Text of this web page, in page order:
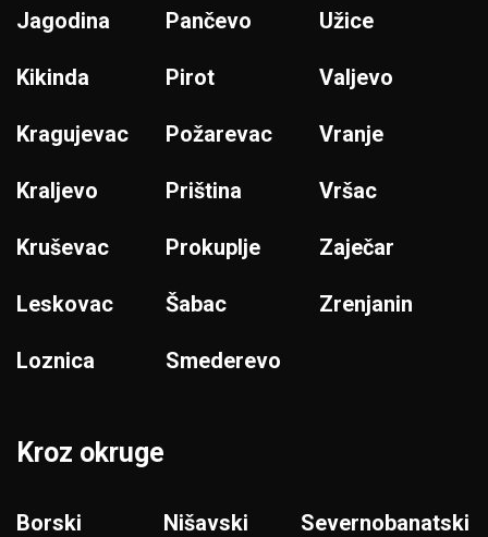
Jagodina
Kikinda
Kragujevac
Kraljevo
Kruševac
Leskovac
Loznica
Pančevo
Pirot
Požarevac
Priština
Prokuplje
Šabac
Smederevo
Užice
Valjevo
Vranje
Vršac
Zaječar
Zrenjanin
Kroz okruge
Borski Nišavski Severnobanatski